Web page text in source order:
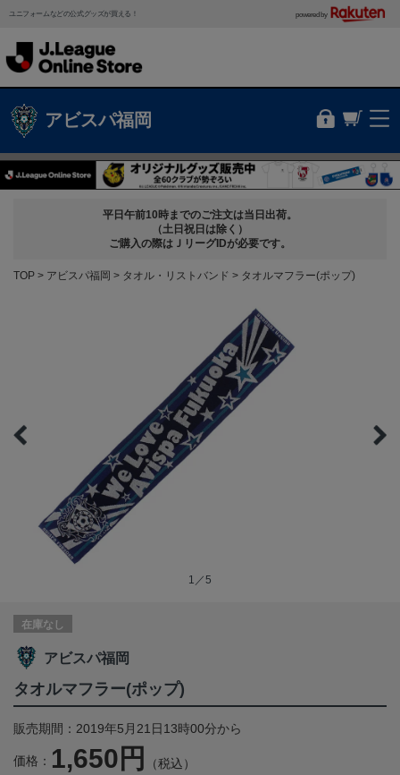
ユニフォームなどの公式グッズが買える！ powered by
アビスパ福岡
平日午前10時までのご注文は当日出荷。
（土日祝日は除く）
ご購入の際はＪリーグIDが必要です。
TOP アビスパ福岡 タオル・リストバンド タオルマフラー(ポップ)
1／5
在庫なし
アビスパ福岡
タオルマフラー(ポップ)
販売期間：2019年5月21日13時00分から
価格： 1,650円 （税込）